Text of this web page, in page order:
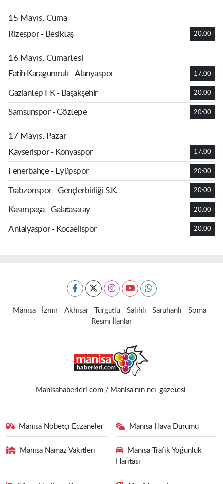
15 Mayıs, Cuma
Rizespor - Beşiktaş
20:00
16 Mayıs, Cumartesi
Fatih Karagümrük - Alanyaspor
17:00
Gaziantep FK - Başakşehir 20:00
Samsunspor - Göztepe 20:00
17 Mayıs, Pazar
Kayserispor - Konyaspor
17:00
Fenerbahçe - Eyüpspor 20:00
Trabzonspor - Gençlerbirliği S.K. 20:00
Kasımpaşa - Galatasaray 20:00
Antalyaspor - Kocaelispor 20:00
Manisa İzmir Akhisar Turgutlu Salihli Saruhanlı
Soma
Resmi İlanlar
Manisahaberleri.com / Manisa'nın net gazetesi.
Manisa Nöbetçi Eczaneler Manisa Hava Durumu
Manisa Namaz Vakitleri
Manisa Trafik Yoğunluk
Haritası